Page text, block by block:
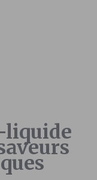
liquide